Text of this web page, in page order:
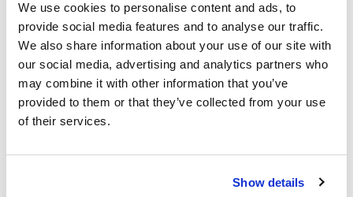
We use cookies to personalise content and ads, to
provide social media features and to analyse our traffic.
We also share information about your use of our site with
our social media, advertising and analytics partners who
may combine it with other information that you’ve
provided to them or that they’ve collected from your use
of their services.
Show details
a seconda dei punti di trasferimento e delle coincidenze, mentre
altre opzioni potrebbero richiedere più tempo a seconda dei
tempi di attesa tra le varie tappe del viaggio.
- Quanti operatori di traghetti offrono servizi su questa rotta? Ci
sono diversi operatori, tra cui Lomprayah e Seatran Discovery,